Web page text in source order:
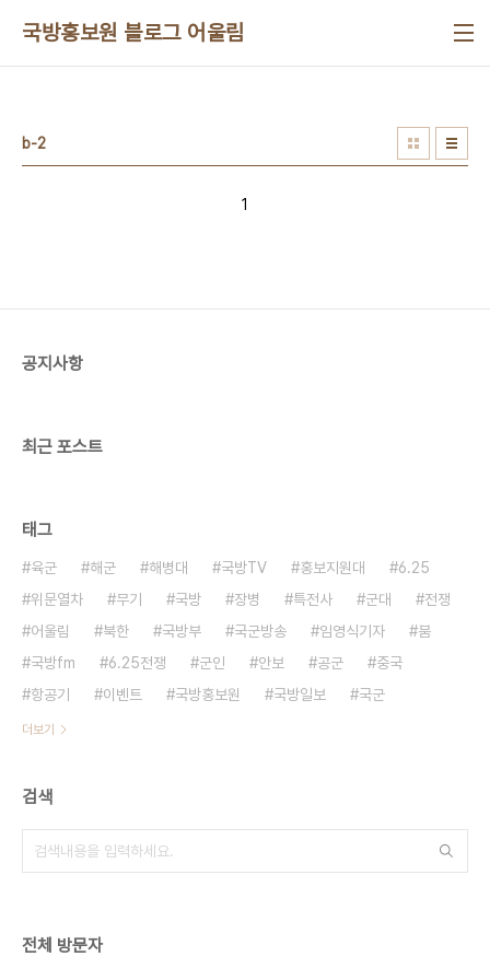
국방홍보원 블로그 어울림
b-2
1
공지사항
최근 포스트
태그
육군 해군 해병대 국방TV 홍보지원대
6.25
위문열차
무기 국방 장병 특전사 군대
전쟁
어울림
북한 국방부 국군방송 임영식기자
붐
국방fm
6.25전쟁 군인 안보 공군
중국
항공기
이벤트 국방홍보원 국방일보 국군
더보기
검색
전체 방문자